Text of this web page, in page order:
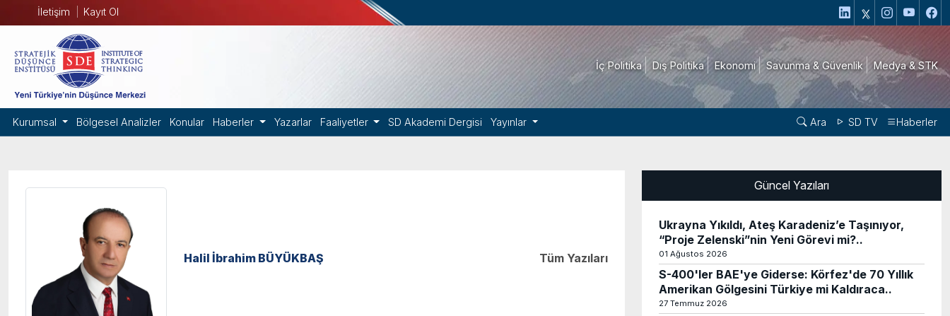
İletişim Kayıt Ol
İç Politika Dış Politika Ekonomi Savunma & Güvenlik Medya & STK
Kurumsal Bölgesel Analizler Konular Haberler Yazarlar Faaliyetler SD Akademi Dergisi Yayınlar Ara SD TV Haberler
Halil İbrahim BÜYÜKBAŞ Tüm Yazıları
Güncel Yazıları
Ukrayna Yıkıldı, Ateş Karadeniz’e Taşınıyor,
“Proje Zelenski”nin Yeni Görevi mi?..
01 Ağustos 2026
S-400'ler BAE'ye Giderse: Körfez'de 70 Yıllık
Amerikan Gölgesini Türkiye mi Kaldıraca..
27 Temmuz 2026